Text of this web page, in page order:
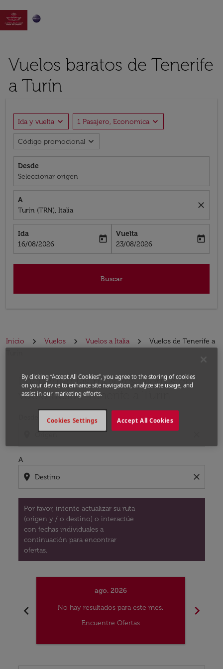

Vuelos baratos de Tenerife
a Turín
Ida y vuelta expand_more 1 Pasajero, Economica expand_more
Código promocional expand_more
Desde
Seleccionar origen
A
Turín (TRN), Italia
close
Ida
fc-booking-departure-date-aria-label
16/08/2026
today
Vuelta
fc-booking-return-date-aria-label
23/08/2026
today
Buscar
Inicio Vuelos Vuelos a Italia
Vuelos de Tenerife a
Encuentre las mejores ofertas de
vuelo desde Tenerife a Turín
A
location_on close
Por favor, intente actualizar su ruta
(origen y / o destino) o interactúe
con fechas individuales a
continuación para encontrar
ofertas.
Por favor, intente actualizar su ruta (origen y / o
chevron_left
ago. 2026
No hay resultados para este mes.
Encuentre Ofertas
chevron_right
By clicking “Accept All Cookies”, you agree to the storing of cookies
on your device to enhance site navigation, analyze site usage, and
assist in our marketing efforts.
Accept All Cookies
Cookies Settings